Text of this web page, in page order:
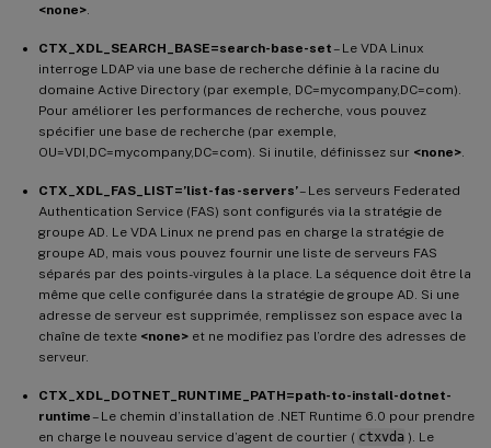
<none>
CTX_XDL_SEARCH_BASE=search-base-set– Le VDA Linux
interroge LDAP via une base de recherche définie à la racine du
domaine Active Directory (par exemple, DC=mycompany,DC=com).
Pour améliorer les performances de recherche, vous pouvez
spécifier une base de recherche (par exemple,
OU=VDI,DC=mycompany,DC=com). Si inutile, définissez sur <none>
CTX_XDL_FAS_LIST=’list-fas-servers’– Les serveurs Federated
Authentication Service (FAS) sont configurés via la stratégie de
groupe AD. Le VDA Linux ne prend pas en charge la stratégie de
groupe AD, mais vous pouvez fournir une liste de serveurs FAS
séparés par des points-virgules à la place. La séquence doit être la
même que celle configurée dans la stratégie de groupe AD. Si une
adresse de serveur est supprimée, remplissez son espace avec la
chaîne de texte <none> et ne modifiez pas l’ordre des adresses de
serveur.
CTX_XDL_DOTNET_RUNTIME_PATH=path-to-install-dotnet-
runtime– Le chemin d’installation de .NET Runtime 6.0 pour prendre
en charge le nouveau service d’agent de courtier ( ctxvda ). Le